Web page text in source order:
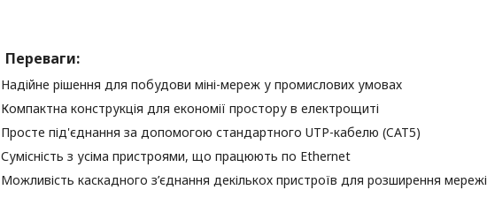
Переваги:
Надійне рішення для побудови міні-мереж у промислових умовах
Компактна конструкція для економії простору в електрощиті
Просте під'єднання за допомогою стандартного UTP-кабелю (CAT5)
Сумісність з усіма пристроями, що працюють по Ethernet
Можливість каскадного з’єднання декількох пристроїв для розширення мережі